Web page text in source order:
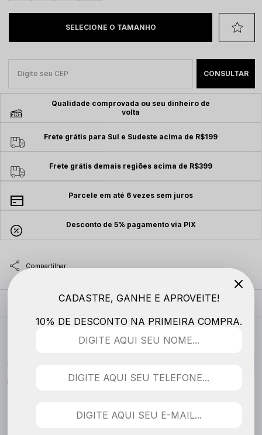
Qualidade comprovada ou seu dinheiro de
volta
Frete grátis para Sul e Sudeste acima de R$199
Frete grátis demais regiões acima de R$399
Parcele em até 6 vezes sem juros
Desconto de 5% pagamento via PIX
MODELO VESTE
Nenhuma avaliação cadastrada para esse produto.
CADASTRE, GANHE E APROVEITE!
10% DE DESCONTO NA PRIMEIRA COMPRA.